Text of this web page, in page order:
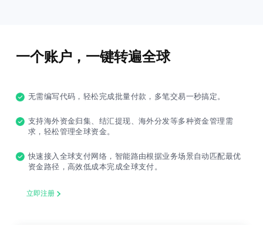
一个账户，一键转遍全球
无需编写代码，轻松完成批量付款，多笔交易一秒搞定。
支持海外资金归集、结汇提现、海外分发等多种资金管理需
求，轻松管理全球资金。
快速接入全球支付网络，智能路由根据业务场景自动匹配最优
资金路径，高效低成本完成全球支付。
立即注册